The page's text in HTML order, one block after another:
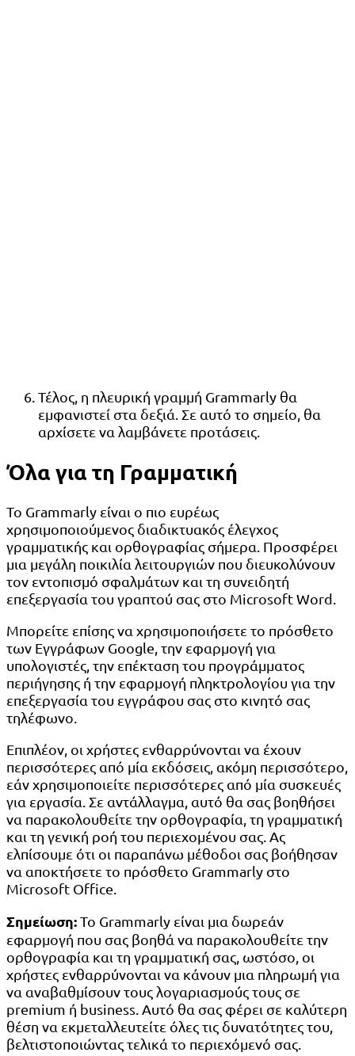
Τέλος, η πλευρική γραμμή Grammarly θα
εμφανιστεί στα δεξιά. Σε αυτό το σημείο, θα
αρχίσετε να λαμβάνετε προτάσεις.
Όλα για τη Γραμματική
Το Grammarly είναι ο πιο ευρέως
χρησιμοποιούμενος διαδικτυακός έλεγχος
γραμματικής και ορθογραφίας σήμερα. Προσφέρει
μια μεγάλη ποικιλία λειτουργιών που διευκολύνουν
τον εντοπισμό σφαλμάτων και τη συνειδητή
επεξεργασία του γραπτού σας στο Microsoft Word.
Μπορείτε επίσης να χρησιμοποιήσετε το πρόσθετο
των Εγγράφων Google, την εφαρμογή για
υπολογιστές, την επέκταση του προγράμματος
περιήγησης ή την εφαρμογή πληκτρολογίου για την
επεξεργασία του εγγράφου σας στο κινητό σας
τηλέφωνο.
Επιπλέον, οι χρήστες ενθαρρύνονται να έχουν
περισσότερες από μία εκδόσεις, ακόμη περισσότερο,
εάν χρησιμοποιείτε περισσότερες από μία συσκευές
για εργασία. Σε αντάλλαγμα, αυτό θα σας βοηθήσει
να παρακολουθείτε την ορθογραφία, τη γραμματική
και τη γενική ροή του περιεχομένου σας. Ας
ελπίσουμε ότι οι παραπάνω μέθοδοι σας βοήθησαν
να αποκτήσετε το πρόσθετο Grammarly στο
Microsoft Office.
Σημείωση:Το Grammarly είναι μια δωρεάν
εφαρμογή που σας βοηθά να παρακολουθείτε την
ορθογραφία και τη γραμματική σας, ωστόσο, οι
χρήστες ενθαρρύνονται να κάνουν μια πληρωμή για
να αναβαθμίσουν τους λογαριασμούς τους σε
premium ή business. Αυτό θα σας φέρει σε καλύτερη
θέση να εκμεταλλευτείτε όλες τις δυνατότητες του,
βελτιστοποιώντας τελικά το περιεχόμενό σας.